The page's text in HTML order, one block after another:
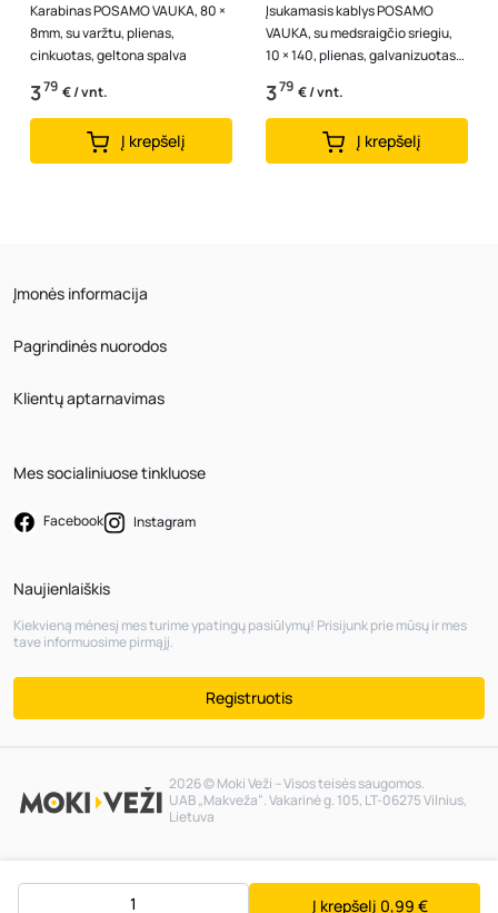
Į krepšelį 0,99 €
Karabinas POSAMO VAUKA, 80 ×
8mm, su varžtu, plienas,
cinkuotas, geltona spalva
379 € / vnt.
Į krepšelį
Įsukamasis kablys POSAMO
VAUKA, su medsraigčio sriegiu,
10 × 140, plienas, galvanizuotas
cinku
379 € / vnt.
Į krepšelį
Įmonės informacija
Pagrindinės nuorodos
Klientų aptarnavimas
Mes socialiniuose tinkluose
Facebook Instagram
Naujienlaiškis
Kiekvieną mėnesį mes turime ypatingų pasiūlymų! Prisijunk prie mūsų ir mes
tave informuosime pirmąjį.
Registruotis
2026 © Moki Veži – Visos teisės saugomos.
UAB „Makveža“. Vakarinė g. 105, LT-06275 Vilnius,
Lietuva